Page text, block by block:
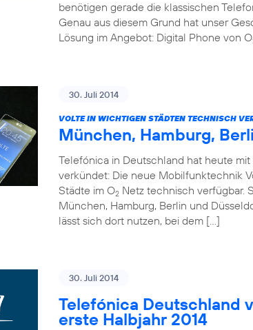
benötigen gerade die klassischen
Genau aus diesem Grund hat unser
Lösung im Angebot: Digital Phone von O
30. Juli 2014
VOLTE IN WICHTIGEN STÄDTEN TECHNISCH
München, Hamburg,
Telefónica in Deutschland hat heute
verkündet: Die neue Mobilfunktechnik
Städte im O2 Netz technisch verfügbar.
München, Hamburg, Berlin und
lässt sich dort nutzen, bei dem […]
30. Juli 2014
Telefónica Deutschland
erste Halbjahr 2014